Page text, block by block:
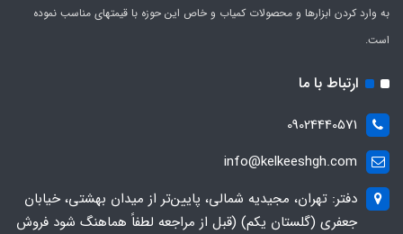
به وارد کردن ابزارها و محصولات کمیاب و خاص این حوزه با قیمتهای مناسب نموده
است.
ارتباط با ما
09024440571
info@kelkeeshgh.com
دفتر: تهران، مجیدیه شمالی، پایین‌تر از میدان بهشتی، خیابان
جعفری (گلستان یکم) (قبل از مراجعه لطفاً هماهنگ شود فروش